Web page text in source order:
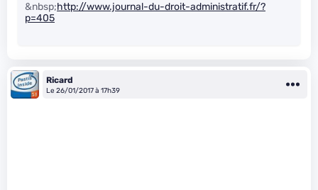
&nbsp;http://www.journal-du-droit-administratif.fr/?
p=405
Ricard
Le 26/01/2017 à 17h39